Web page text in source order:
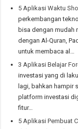
5 Aplikasi Waktu
perkembangan
bisa dengan mudah
dengan Al-Quran,
untuk membaca al…
3 Aplikasi Belajar
investasi yang di
lagi, bahkan hampir
platform investasi
fitur…
5 Aplikasi Pembuat